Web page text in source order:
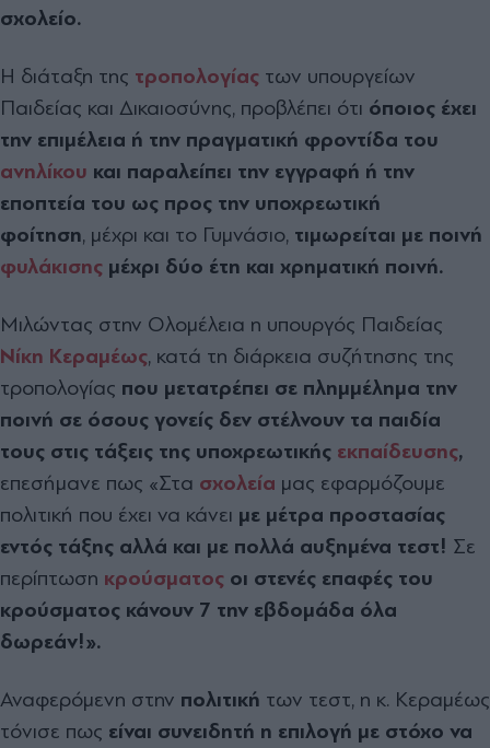
σχολείο.
Η διάταξη της τροπολογίας των υπουργείων
Παιδείας και Δικαιοσύνης, προβλέπει ότι όποιος έχει
την επιμέλεια ή την πραγματική φροντίδα του
ανηλίκου και παραλείπει την εγγραφή ή την
εποπτεία του ως προς την υποχρεωτική
φοίτηση, μέχρι και το Γυμνάσιο, τιμωρείται με ποινή
φυλάκισης μέχρι δύο έτη και χρηματική ποινή.
Μιλώντας στην Ολομέλεια η υπουργός Παιδείας
Νίκη Κεραμέως, κατά τη διάρκεια συζήτησης της
τροπολογίας που μετατρέπει σε πλημμέλημα την
ποινή σε όσους γονείς δεν στέλνουν τα παιδία
τους στις τάξεις της υποχρεωτικής εκπαίδευσης,
επεσήμανε πως «Στα σχολεία μας εφαρμόζουμε
πολιτική που έχει να κάνει με μέτρα προστασίας
εντός τάξης αλλά και με πολλά αυξημένα τεστ! Σε
περίπτωση κρούσματος οι στενές επαφές του
κρούσματος κάνουν 7 την εβδομάδα όλα
δωρεάν!».
Αναφερόμενη στην πολιτική των τεστ, η κ. Κεραμέως
τόνισε πως είναι συνειδητή η επιλογή με στόχο να